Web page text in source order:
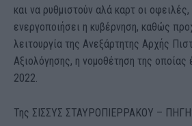
και να ρυθμιστούν αλά καρτ οι
ενεργοποιήσει η κυβέρνηση, καθώς
λειτουργία της Ανεξάρτητης Αρχής
Αξιολόγησης, η νομοθέτηση της οποίας
2022.
Της ΣΙΣΣΥΣ ΣΤΑΥΡΟΠΙΕΡΡΑΚΟΥ –